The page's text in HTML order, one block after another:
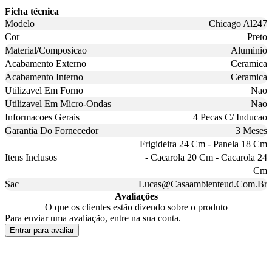
Ficha técnica
Modelo
Chicago Al247
Cor
Preto
Material/Composicao
Aluminio
Acabamento Externo
Ceramica
Acabamento Interno
Ceramica
Utilizavel Em Forno
Nao
Utilizavel Em Micro-Ondas
Nao
Informacoes Gerais
4 Pecas C/ Inducao
Garantia Do Fornecedor
3 Meses
Itens Inclusos
Frigideira 24 Cm - Panela 18 Cm
- Cacarola 20 Cm - Cacarola 24
Cm
Sac
Lucas@Casaambienteud.Com.Br
Avaliações
O que os clientes estão dizendo sobre o produto
Para enviar uma avaliação, entre na sua conta.
Entrar para avaliar